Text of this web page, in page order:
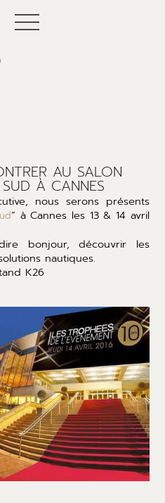
AU SALON
À CANNES
nous serons présents
” à Cannes les 13 & 14 avril
bonjour, découvrir les
nautiques.
K26